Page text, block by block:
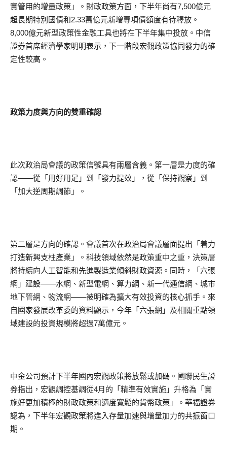
實管用的增量政策」。財政政策方面，下半年尚有7,500億元
超長期特別國債和2.33萬億元新增專項債額度有待釋放。
8,000億元新型政策性金融工具也將在下半年集中投放。中信
證券首席經濟學家明明表示，下一階段宏觀政策協同發力的確
定性較高。
政策力度與方向的雙重確認
此次政治局會議的政策信號具有兩層含義。第一層是力度的確
認——從「用好用足」到「發力提效」，從「保持觀察」到
「加大逆周期調節」。
第二層是方向的確認。會議首次在政治局會議層面提出「着力
打造新興支柱產業」。科技領域依然是政策重中之重，決策層
將持續向人工智能和先進製造業傾斜財政資源。同時，「六張
網」建設——水網、新型電網、算力網、新一代通信網、城市
地下管網、物流網——被明確為擴大有效投資的核心抓手。來
自國家發展改革委的資料顯示，今年「六張網」及相關重點領
域建設的投資規模將超過7萬億元。
中金公司預計下半年國內宏觀政策將放鬆或加碼。國聯民生證
券指出，宏觀調控基調從4月的「精準有效實施」升格為「實
施好更加積極的財政政策和適度寬鬆的貨幣政策」。華福證券
認為，下半年宏觀政策將進入存量加速與增量加力的共振窗口
期。